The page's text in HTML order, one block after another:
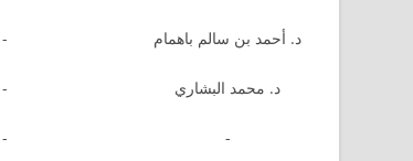
د. أحمد بن سالم باهمام -
د. محمد البشاري -
-
-